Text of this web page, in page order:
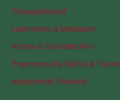
Therapiebedarf
Lattenroste & Matratzen
Kissen & Schlafdecken
Ergonomische Stühle & Tische
ergänzende Produkte